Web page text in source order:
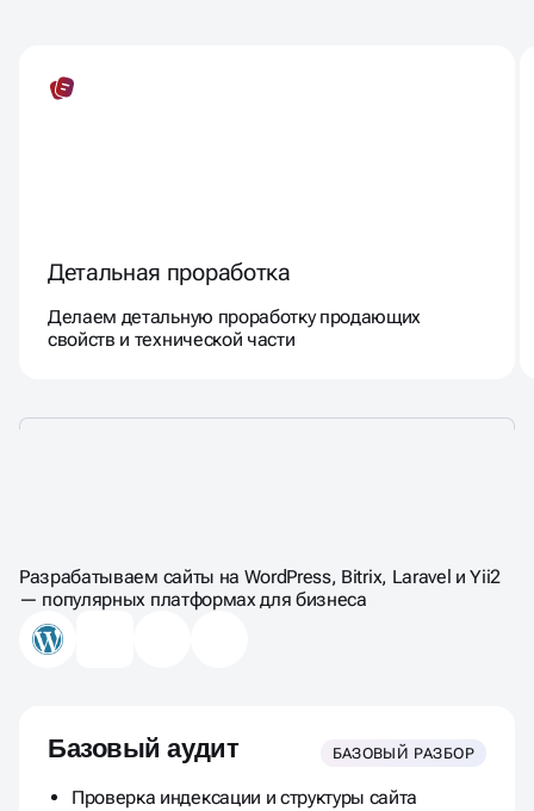
Детальная проработка
Делаем детальную проработку продающих
свойств и технической части
КОМПЛЕКСНЫЙ АУДИТ
Разрабатываем сайты на WordPress, Bitrix, Laravel и Yii2
— популярных платформах для бизнеса
Базовый аудит БАЗОВЫЙ РАЗБОР
Проверка индексации и структуры сайта